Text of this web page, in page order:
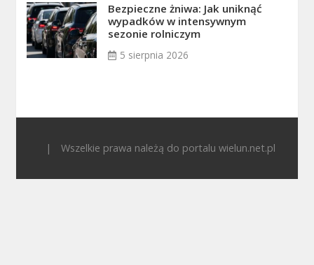
Bezpieczne żniwa: Jak uniknąć
wypadków w intensywnym
sezonie rolniczym
5 sierpnia 2026
| Wszelkie prawa należą do portalu wielun.net.pl